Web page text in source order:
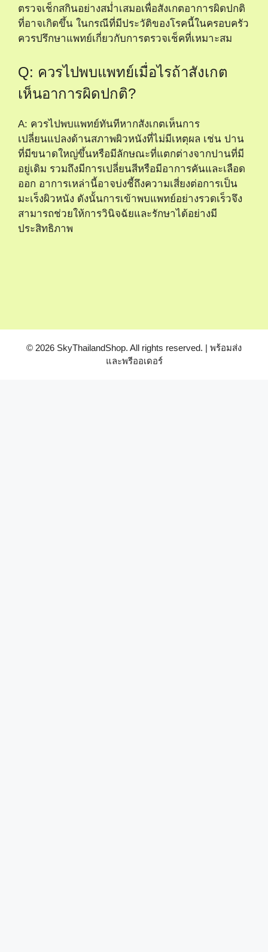
ตรวจเช็กสกินอย่างสม่ำเสมอเพื่อสังเกตอาการผิดปกติ
ที่อาจเกิดขึ้น ในกรณีที่มีประวัติของโรคนี้ในครอบครัว
ควรปรึกษาแพทย์เกี่ยวกับการตรวจเช็คที่เหมาะสม
Q: ควรไปพบแพทย์เมื่อไรถ้าสังเกต
เห็นอาการผิดปกติ?
A: ควรไปพบแพทย์ทันทีหากสังเกตเห็นการ
เปลี่ยนแปลงด้านสภาพผิวหนังที่ไม่มีเหตุผล เช่น ปาน
ที่มีขนาดใหญ่ขึ้นหรือมีลักษณะที่แตกต่างจากปานที่มี
อยู่เดิม รวมถึงมีการเปลี่ยนสีหรือมีอาการคันและเลือด
ออก อาการเหล่านี้อาจบ่งชี้ถึงความเสี่ยงต่อการเป็น
มะเร็งผิวหนัง ดังนั้นการเข้าพบแพทย์อย่างรวดเร็วจึง
สามารถช่วยให้การวินิจฉัยและรักษาได้อย่างมี
ประสิทธิภาพ
© 2026 SkyThailandShop. All rights reserved. | พร้อมส่ง
และพรีออเดอร์